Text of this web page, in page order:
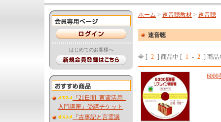
はじめてのお客様へ
『21日間_言霊活用_
入門講座』受講チケット
『古事記と言霊講
ホーム > 速音聴教材 > 速音聴
速音聴
全 [ 2 ] 商品中 [ 1 - 2 ] 商品
6000